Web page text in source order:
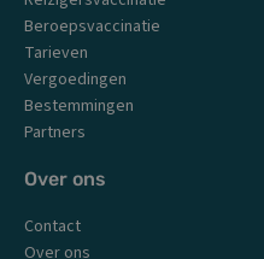
m
Beroepsvaccinatie
Tarieven
Vergoedingen
Bestemmingen
Partners
Over ons
Contact
Over ons